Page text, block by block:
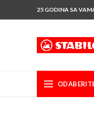
25 GODINA SA